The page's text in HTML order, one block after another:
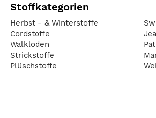
Stoffkategorien
Herbst - & Winterstoffe
Cordstoffe
Walkloden
Strickstoffe
Plüschstoffe